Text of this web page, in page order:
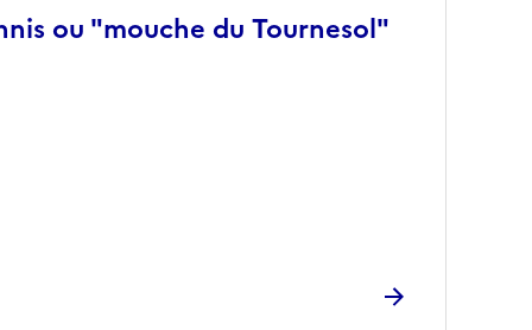
ou "mouche du Tournesol"